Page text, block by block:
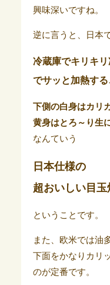
興味深いですね。
逆に言うと、日本
冷蔵庫でキリキ
でサッと加熱する
下側の白身はカリ
黄身はとろ～り生
なんていう
日本仕様の
超おいしい目
ということです。
また、欧米では油
下面をかなりカリ
のが定番です。